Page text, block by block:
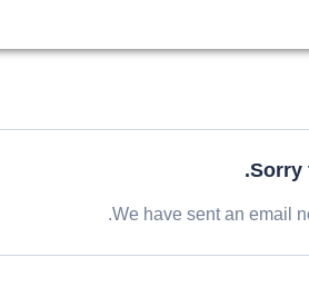
Sorry
We have sent an email